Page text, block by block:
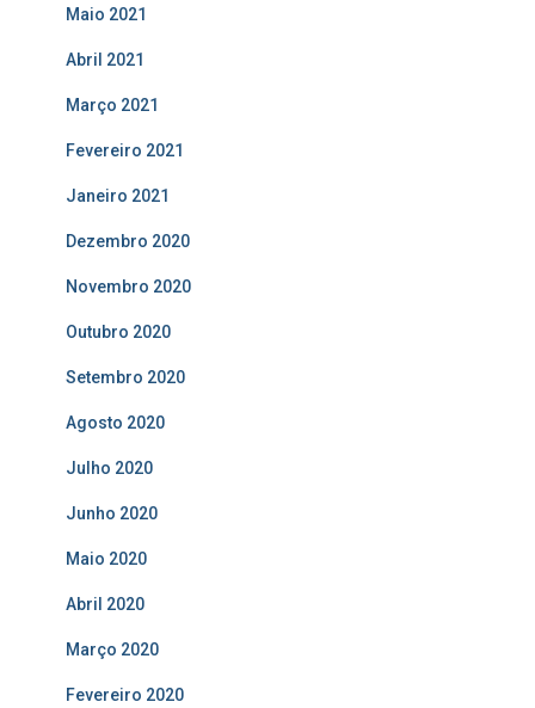
Maio 2021
Abril 2021
Março 2021
Fevereiro 2021
Janeiro 2021
Dezembro 2020
Novembro 2020
Outubro 2020
Setembro 2020
Agosto 2020
Julho 2020
Junho 2020
Maio 2020
Abril 2020
Março 2020
Fevereiro 2020